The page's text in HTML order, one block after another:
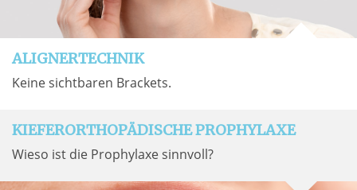
ALIGNERTECHNIK
Keine sichtbaren Brackets.
KIEFERORTHOPÄDISCHE PROPHYLAXE
Wieso ist die Prophylaxe sinnvoll?